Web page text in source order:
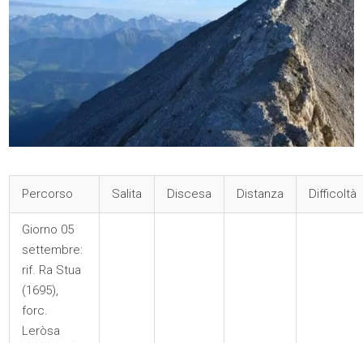
Percorso Salita Discesa Distanza Difficoltà
Giorno 05
settembre:
rif. Ra Stua
(1695),
forc.
Leròsa